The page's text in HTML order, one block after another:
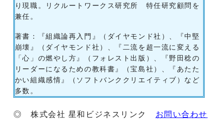
り現職。リクルートワークス研究所 特任研究顧問を
兼任。
著書：『組織論再入門』（ダイヤモンド社）、『中堅
崩壊』（ダイヤモンド社）、『二流を超一流に変える
「心」の燃やし方』（フォレスト出版）、『野田稔の
リーダーになるための教科書』（宝島社）、『あたた
かい組織感情』（ソフトバンククリエイティブ）など
多数。
◎ 株式会社 星和ビジネスリンク お問い合わせ